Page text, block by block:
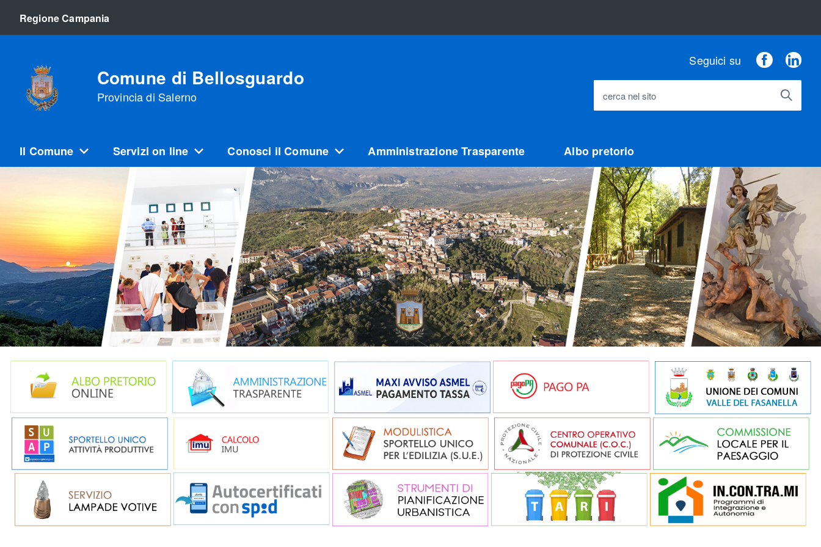
Regione Campania
Comune di Bellosguardo
Provincia di Salerno
Seguici su Facebook
cerca nel sito
Il Comune Servizi on line Conosci il Comune Amministrazione Trasparente Albo pretorio